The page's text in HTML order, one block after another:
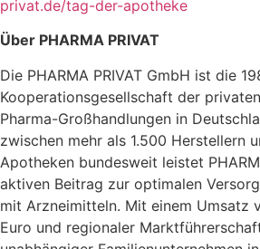
privat.de/tag-der-apotheke
Über PHARMA PRIVAT
Die PHARMA PRIVAT GmbH ist die
Kooperationsgesellschaft der
Pharma-Großhandlungen in
zwischen mehr als 1.500 Herstellern
Apotheken bundesweit leistet
aktiven Beitrag zur optimalen
mit Arzneimitteln. Mit einem Umsatz
Euro und regionaler